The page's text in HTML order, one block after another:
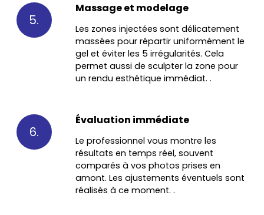
5.
Massage et modelage
Les zones injectées sont délicatement
massées pour répartir uniformément le
gel et éviter les 5 irrégularités. Cela
permet aussi de sculpter la zone pour
un rendu esthétique immédiat. .
6.
Évaluation immédiate
Le professionnel vous montre les
résultats en temps réel, souvent
comparés à vos photos prises en
amont. Les ajustements éventuels sont
réalisés à ce moment. .